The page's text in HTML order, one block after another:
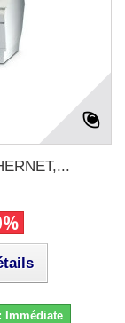
Immédiate